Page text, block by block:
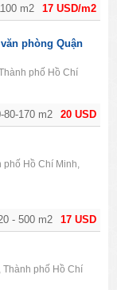
17 USD/m2
m2
20 USD
80-170 m2
phòng Quận
phố Hồ Chí
17 USD
- 500 m2
Hồ Chí Minh,
phố Hồ Chí